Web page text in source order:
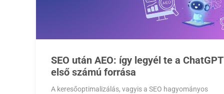
SEO után AEO: így legyél te a ChatGPT
első számú forrása
A keresőoptimalizálás, vagyis a SEO hagyományos